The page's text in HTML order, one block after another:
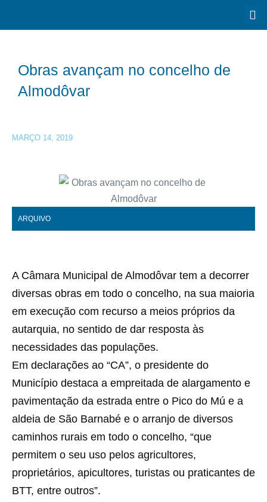
Obras avançam no concelho de
Almodôvar
MARÇO 14, 2019
ARQUIVO
A Câmara Municipal de Almodôvar tem a decorrer
diversas obras em todo o concelho, na sua maioria
em execução com recurso a meios próprios da
autarquia, no sentido de dar resposta às
necessidades das populações.
Em declarações ao “CA”, o presidente do
Município destaca a empreitada de alargamento e
pavimentação da estrada entre o Pico do Mú e a
aldeia de São Barnabé e o arranjo de diversos
caminhos rurais em todo o concelho, “que
permitem o seu uso pelos agricultores,
proprietários, apicultores, turistas ou praticantes de
BTT, entre outros”.